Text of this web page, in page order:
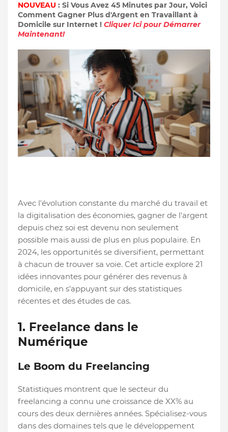
NOUVEAU : Si Vous Avez 45 Minutes par Jour, Voici
Comment Gagner Plus d'Argent en Travaillant à
Domicile sur Internet ! Cliquer Ici pour Démarrer
Maintenant!
Avec l'évolution constante du marché du travail et
la digitalisation des économies, gagner de l'argent
depuis chez soi est devenu non seulement
possible mais aussi de plus en plus populaire. En
2024, les opportunités se diversifient, permettant
à chacun de trouver sa voie. Cet article explore 21
idées innovantes pour générer des revenus à
domicile, en s'appuyant sur des statistiques
récentes et des études de cas.
1. Freelance dans le
Numérique
Le Boom du Freelancing
Statistiques montrent que le secteur du
freelancing a connu une croissance de XX% au
cours des deux dernières années. Spécialisez-vous
dans des domaines tels que le développement